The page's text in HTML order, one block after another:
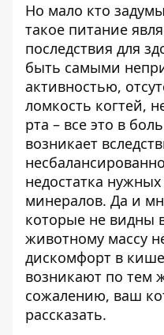
Но мало кто
такое питание
последствия для
быть самыми
активностью,
ломкость когтей,
рта – все это в
возникает
недостатка
минералов. Да и
которые не видны
животному массу
дискомфорт в
возникают по тем
сожалению, ваш
рассказать.